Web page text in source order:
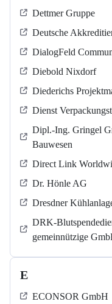
Dettmer Gruppe
Deutsche
DialogFeld
Diebold Nixdorf
Diederichs
Dienst
Dipl.-Ing. Gringel
Bauwesen
Direct Link
Dr. Hönle AG
Dresdner
DRK-
gemeinnützige
E
ECONSOR GmbH